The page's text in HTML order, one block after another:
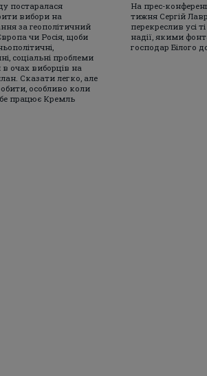
постаралася
вибори на
за геополітичний
чи Росія, щоби
соціальні проблеми
в очах виборців на
Сказати легко, але
особливо коли
працює Кремль
На прес-
тижня Сергій
перекреслив усі
надії, якими
господар Білого